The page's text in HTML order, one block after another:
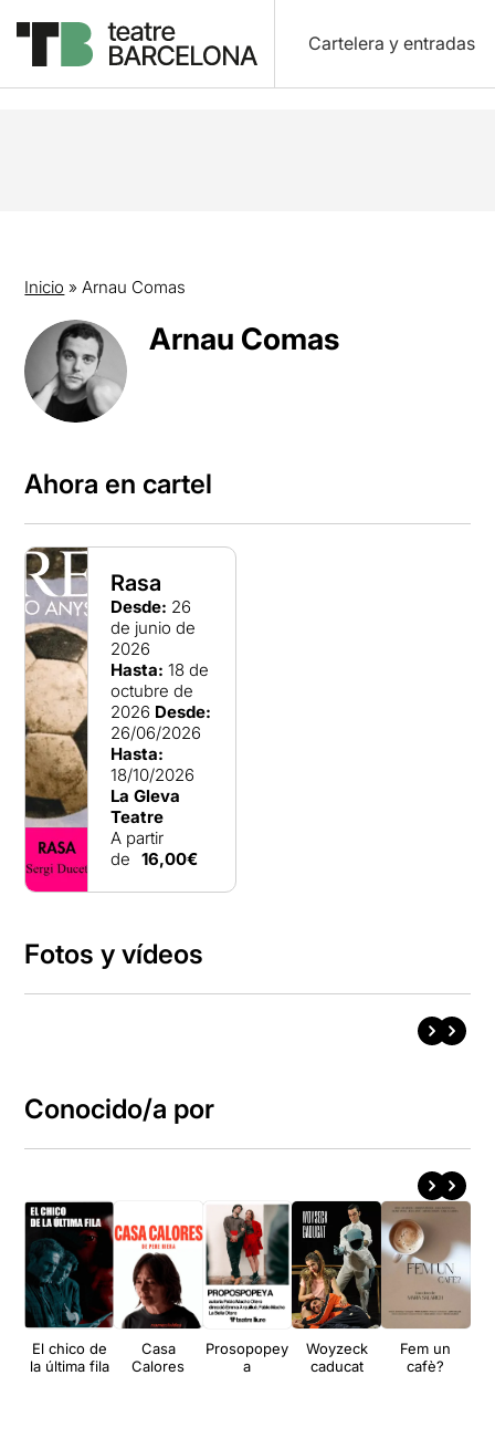
Cartelera y entradas
Inicio »Arnau Comas
Arnau Comas
Ahora en cartel
Rasa
Desde: 26
de junio de
2026
Hasta: 18 de
octubre de
2026 Desde:
26/06/2026
Hasta:
18/10/2026
La Gleva
Teatre
A partir
de 16,00€
Fotos y vídeos
Conocido/a por
El chico de
la última fila
Casa
Calores
Prosopopey
a
Woyzeck
caducat
Fem un
cafè?